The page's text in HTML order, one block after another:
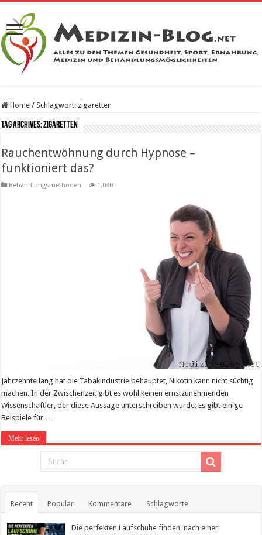
Home / Schlagwort: zigaretten
Tag Archives:zigaretten
Rauchentwöhnung durch Hypnose –
funktioniert das?
Behandlungsmethoden 1,030
Jahrzehnte lang hat die Tabakindustrie behauptet, Nikotin kann nicht süchtig
machen. In der Zwischenzeit gibt es wohl keinen ernstzunehmenden
Wissenschaftler, der diese Aussage unterschreiben würde. Es gibt einige
Beispiele für …
Mehr lesen
Recent Popular Kommentare Schlagworte
Die perfekten Laufschuhe finden, nach einer